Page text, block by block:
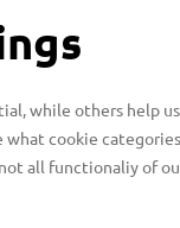
while others help
cookie
all functionaliy of